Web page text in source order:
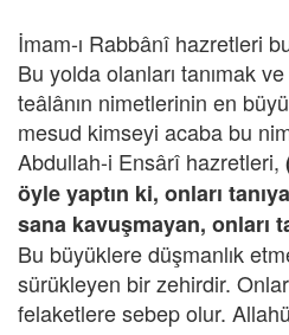
İmam-ı Rabbânî hazretleri
Bu yolda olanları tanımak
teâlânın nimetlerinin en
mesud kimseyi acaba bu
Abdullah-i Ensârî hazretleri,
öyle yaptın ki, onları
sana kavuşmayan, onları
Bu büyüklere düşmanlık
sürükleyen bir zehirdir.
felaketlere sebep olur.